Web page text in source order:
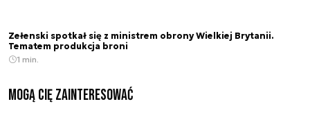
Zełenski spotkał się z ministrem obrony Wielkiej Brytanii.
Tematem produkcja broni
1 min.
Mogą Cię zainteresować